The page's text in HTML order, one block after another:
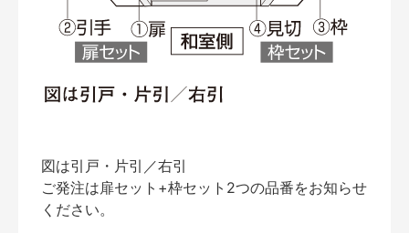
図は引戸・片引／右引
ご発注は扉セット+枠セット2つの品番をお知らせ
ください。